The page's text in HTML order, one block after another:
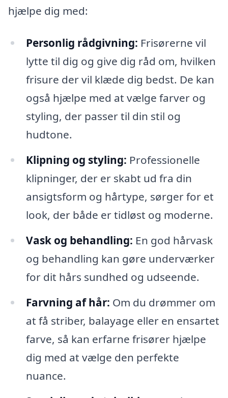
hjælpe dig med:
Personlig rådgivning: Frisørerne vil
lytte til dig og give dig råd om, hvilken
frisure der vil klæde dig bedst. De kan
også hjælpe med at vælge farver og
styling, der passer til din stil og
hudtone.
Klipning og styling: Professionelle
klipninger, der er skabt ud fra din
ansigtsform og hårtype, sørger for et
look, der både er tidløst og moderne.
Vask og behandling: En god hårvask
og behandling kan gøre underværker
for dit hårs sundhed og udseende.
Farvning af hår: Om du drømmer om
at få striber, balayage eller en ensartet
farve, så kan erfarne frisører hjælpe
dig med at vælge den perfekte
nuance.